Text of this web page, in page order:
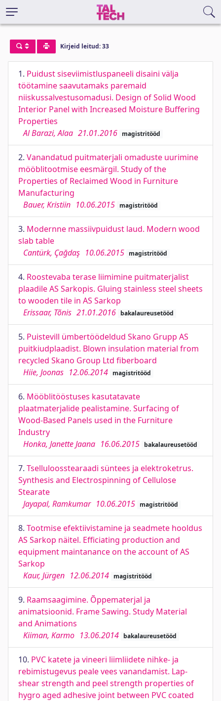
Kirjeid leitud: 33
1. Puidust siseviimistluspaneeli disaini välja
töötamine saavutamaks paremaid
niiskussalvestusomadusi. Design of Solid Wood
Interior Panel with Increased Moisture Buffering
Properties
Al Barazi, Alaa 21.01.2016 magistritööd
2. Vanandatud puitmaterjali omaduste uurimine
mööblitootmise eesmärgil. Study of the
Properties of Reclaimed Wood in Furniture
Manufacturing
Bauer, Kristiin 10.06.2015 magistritööd
3. Modernne massiivpuidust laud. Modern wood
slab table
Cantürk, Çağdaş 10.06.2015 magistritööd
4. Roostevaba terase liimimine puitmaterjalist
plaadile AS Sarkopis. Gluing stainless steel sheets
to wooden tile in AS Sarkop
Erissaar, Tõnis 21.01.2016 bakalaureusetööd
5. Puistevill ümbertöödeldud Skano Grupp AS
puitkiudplaadist. Blown insulation material from
recycled Skano Group Ltd fiberboard
Hiie, Joonas 12.06.2014 magistritööd
6. Mööblitööstuses kasutatavate
plaatmaterjalide pealistamine. Surfacing of
Wood-Based Panels used in the Furniture
Industry
Honka, Janette Jaana 16.06.2015 bakalaureusetööd
7. Tselluloosstearaadi süntees ja elektroketrus.
Synthesis and Electrospinning of Cellulose
Stearate
Jayapal, Ramkumar 10.06.2015 magistritööd
8. Tootmise efektiivistamine ja seadmete hooldus
AS Sarkop näitel. Efficiating production and
equipment maintanance on the account of AS
Sarkop
Kaur, Jürgen 12.06.2014 magistritööd
9. Raamsaagimine. Õppematerjal ja
animatsioonid. Frame Sawing. Study Material
and Animations
Kiiman, Karmo 13.06.2014 bakalaureusetööd
10. PVC katete ja vineeri liimliidete nihke- ja
rebimistugevus peale vees vanandamist. Lap-
shear strength and peel strength properties of
hygro aged adhesive joint between PVC coated